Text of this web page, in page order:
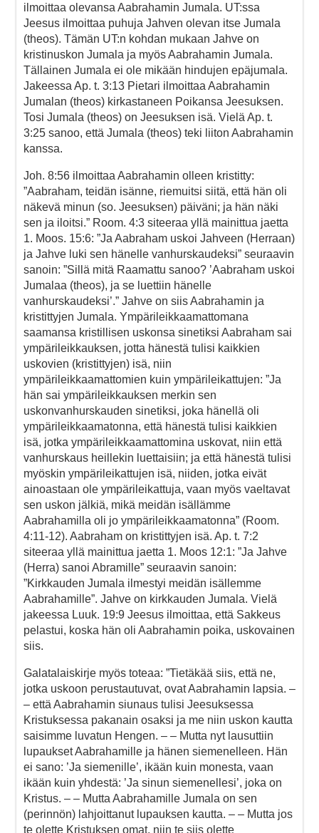
ilmoittaa olevansa Aabrahamin Jumala. UT:ssa
Jeesus ilmoittaa puhuja Jahven olevan itse Jumala
(theos). Tämän UT:n kohdan mukaan Jahve on
kristinuskon Jumala ja myös Aabrahamin Jumala.
Tällainen Jumala ei ole mikään hindujen epäjumala.
Jakeessa Ap. t. 3:13 Pietari ilmoittaa Aabrahamin
Jumalan (theos) kirkastaneen Poikansa Jeesuksen.
Tosi Jumala (theos) on Jeesuksen isä. Vielä Ap. t.
3:25 sanoo, että Jumala (theos) teki liiton Aabrahamin
kanssa.
Joh. 8:56 ilmoittaa Aabrahamin olleen kristitty:
”Aabraham, teidän isänne, riemuitsi siitä, että hän oli
näkevä minun (so. Jeesuksen) päiväni; ja hän näki
sen ja iloitsi.” Room. 4:3 siteeraa yllä mainittua jaetta
1. Moos. 15:6: ”Ja Aabraham uskoi Jahveen (Herraan)
ja Jahve luki sen hänelle vanhurskaudeksi” seuraavin
sanoin: ”Sillä mitä Raamattu sanoo? ’Aabraham uskoi
Jumalaa (theos), ja se luettiin hänelle
vanhurskaudeksi’.” Jahve on siis Aabrahamin ja
kristittyjen Jumala. Ympärileikkaamattomana
saamansa kristillisen uskonsa sinetiksi Aabraham sai
ympärileikkauksen, jotta hänestä tulisi kaikkien
uskovien (kristittyjen) isä, niin
ympärileikkaamattomien kuin ympärileikattujen: ”Ja
hän sai ympärileikkauksen merkin sen
uskonvanhurskauden sinetiksi, joka hänellä oli
ympärileikkaamatonna, että hänestä tulisi kaikkien
isä, jotka ympärileikkaamattomina uskovat, niin että
vanhurskaus heillekin luettaisiin; ja että hänestä tulisi
myöskin ympärileikattujen isä, niiden, jotka eivät
ainoastaan ole ympärileikattuja, vaan myös vaeltavat
sen uskon jälkiä, mikä meidän isällämme
Aabrahamilla oli jo ympärileikkaamatonna” (Room.
4:11-12). Aabraham on kristittyjen isä. Ap. t. 7:2
siteeraa yllä mainittua jaetta 1. Moos 12:1: ”Ja Jahve
(Herra) sanoi Abramille” seuraavin sanoin:
”Kirkkauden Jumala ilmestyi meidän isällemme
Aabrahamille”. Jahve on kirkkauden Jumala. Vielä
jakeessa Luuk. 19:9 Jeesus ilmoittaa, että Sakkeus
pelastui, koska hän oli Aabrahamin poika, uskovainen
siis.
Galatalaiskirje myös toteaa: ”Tietäkää siis, että ne,
jotka uskoon perustautuvat, ovat Aabrahamin lapsia. –
– että Aabrahamin siunaus tulisi Jeesuksessa
Kristuksessa pakanain osaksi ja me niin uskon kautta
saisimme luvatun Hengen. – – Mutta nyt lausuttiin
lupaukset Aabrahamille ja hänen siemenelleen. Hän
ei sano: ’Ja siemenille’, ikään kuin monesta, vaan
ikään kuin yhdestä: ’Ja sinun siemenellesi’, joka on
Kristus. – – Mutta Aabrahamille Jumala on sen
(perinnön) lahjoittanut lupauksen kautta. – – Mutta jos
te olette Kristuksen omat, niin te siis olette